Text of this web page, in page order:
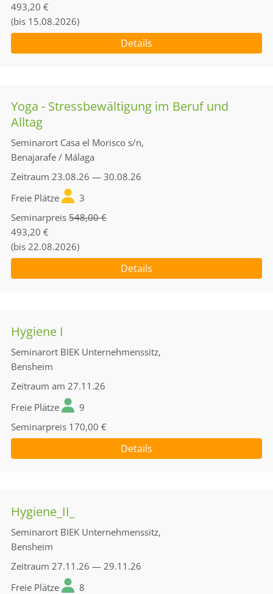
493,20 €
(bis 15.08.2026)
Details
Yoga - Stressbewältigung im Beruf und
Alltag
Seminarort Casa el Morisco s/n,
Benajarafe / Málaga
Zeitraum 23.08.26 — 30.08.26
Freie Plätze
3
Seminarpreis 548,00 €
493,20 €
(bis 22.08.2026)
Details
Hygiene I
Seminarort BIEK Unternehmenssitz,
Bensheim
Zeitraum am 27.11.26
Freie Plätze
9
Seminarpreis 170,00 €
Details
Hygiene_II_
Seminarort BIEK Unternehmenssitz,
Bensheim
Zeitraum 27.11.26 — 29.11.26
Freie Plätze
8